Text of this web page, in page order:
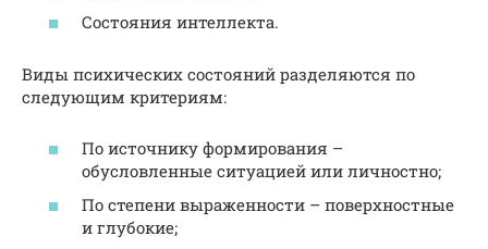
Состояния интеллекта.
Виды психических состояний разделяются по
следующим критериям:
По источнику формирования –
обусловленные ситуацией или личностно;
По степени выраженности – поверхностные
и глубокие;